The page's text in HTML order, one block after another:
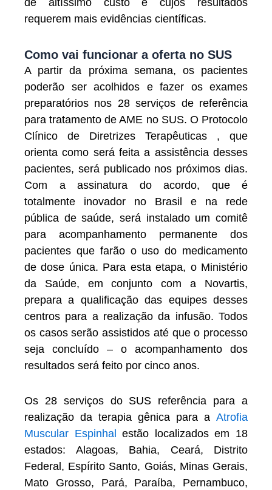
de altíssimo custo e cujos resultados
requerem mais evidências científicas.
Como vai funcionar a oferta no SUS
A partir da próxima semana, os pacientes
poderão ser acolhidos e fazer os exames
preparatórios nos 28 serviços de referência
para tratamento de AME no SUS. O Protocolo
Clínico de Diretrizes Terapêuticas , que
orienta como será feita a assistência desses
pacientes, será publicado nos próximos dias.
Com a assinatura do acordo, que é
totalmente inovador no Brasil e na rede
pública de saúde, será instalado um comitê
para acompanhamento permanente dos
pacientes que farão o uso do medicamento
de dose única. Para esta etapa, o Ministério
da Saúde, em conjunto com a Novartis,
prepara a qualificação das equipes desses
centros para a realização da infusão. Todos
os casos serão assistidos até que o processo
seja concluído – o acompanhamento dos
resultados será feito por cinco anos.
Os 28 serviços do SUS referência para a
realização da terapia gênica para a Atrofia
Muscular Espinhalestão localizados em 18
estados: Alagoas, Bahia, Ceará, Distrito
Federal, Espírito Santo, Goiás, Minas Gerais,
Mato Grosso, Pará, Paraíba, Pernambuco,